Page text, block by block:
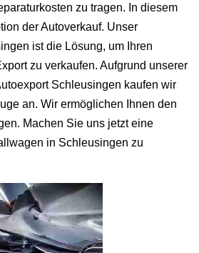
zu tragen. In diesem
der Autoverkauf. Unser
ist die Lösung, um Ihren
zu verkaufen. Aufgrund unserer
Schleusingen kaufen wir
an. Wir ermöglichen Ihnen den
Machen Sie uns jetzt eine
in Schleusingen zu